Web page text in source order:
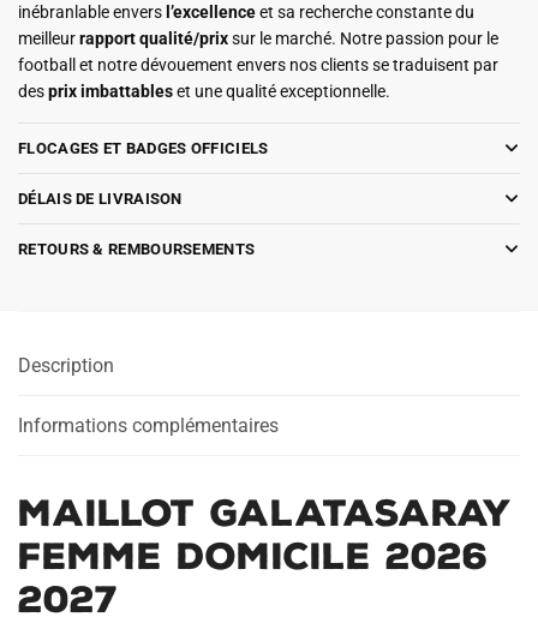
inébranlable envers l’excellenceet sa recherche constante du
meilleurrapport qualité/prixsur le marché. Notre passion pour le
football et notre dévouement envers nos clients se traduisent par
desprix imbattableset une qualité exceptionnelle.
FLOCAGES ET BADGES OFFICIELS
DÉLAIS DE LIVRAISON
RETOURS & REMBOURSEMENTS
Description
Informations complémentaires
Maillot Galatasaray
Femme Domicile 2026
2027